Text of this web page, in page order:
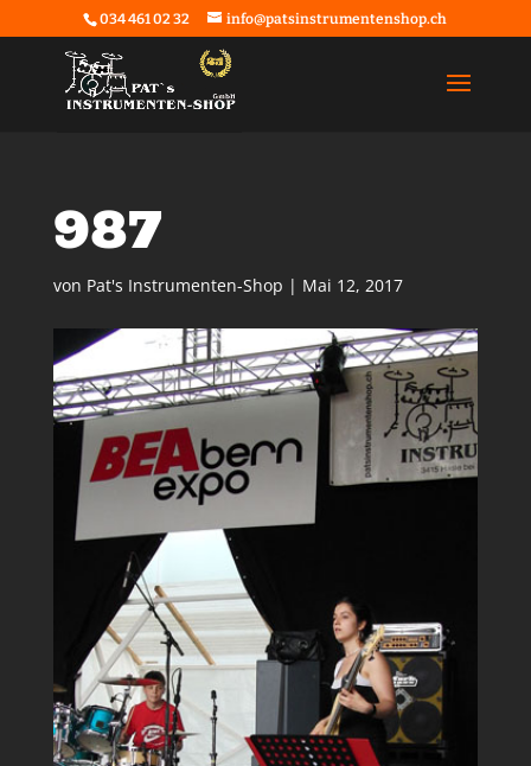
034 461 02 32 info@patsinstrumentenshop.ch
987
von Pat's Instrumenten-Shop | Mai 12, 2017